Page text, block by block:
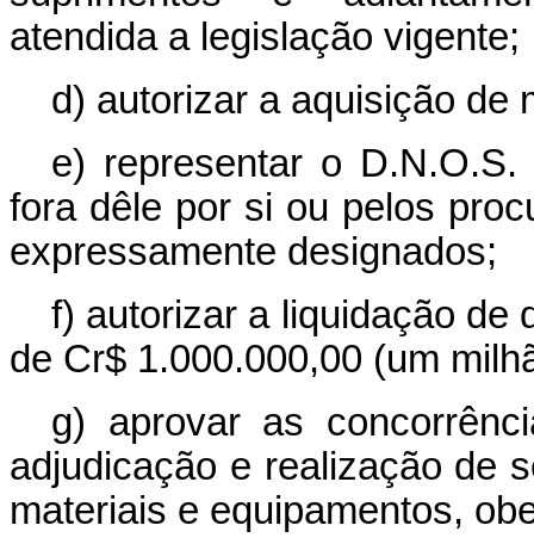
atendida a legislação vigente;
d) autorizar a aquisição de
e) representar o
fora dêle por si ou pelos
expressamente designados;
f) autorizar a liquidação de
de Cr$ 1.000.000,00 (um
g) aprovar as
adjudicação e realização de
materiais e equipamentos,